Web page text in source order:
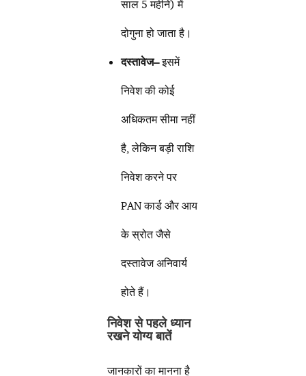
साल 5 महीने) में
दोगुना हो जाता है।
दस्तावेज–इसमें
निवेश की कोई
अधिकतम सीमा नहीं
है, लेकिन बड़ी राशि
निवेश करने पर
PAN कार्ड और आय
के स्रोत जैसे
दस्तावेज अनिवार्य
होते हैं।
निवेश से पहले ध्यान
रखने योग्य बातें
जानकारों का मानना है